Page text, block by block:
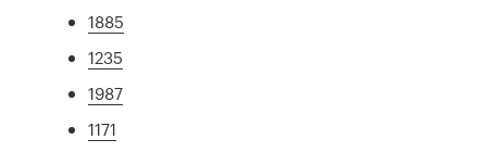
1885
1235
1987
1171